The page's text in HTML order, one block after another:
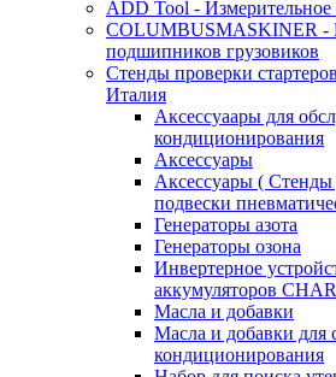
ADD Tool - Измерительное
COLUMBUSMASKINER -
подшипников грузовиков
Стенды проверки
Италия
Аксессуаары для
кондиционирования
Аксессуары
Аксессуары ( Стенды
подвески
Генераторы азота
Генераторы озона
Инвертерное
аккумуляторов
Масла и добавки
Масла и добавки для
кондиционирования